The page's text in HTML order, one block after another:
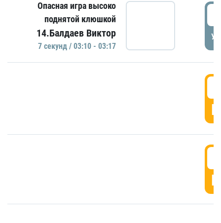
Опасная игра высоко
поднятой клюшкой
14.Балдаев Виктор
7 секунд / 03:10 - 03:17